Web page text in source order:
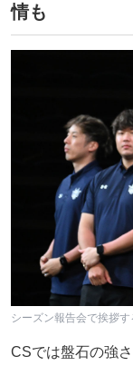
情も
シーズン報告会で挨拶す
CSでは盤石の強